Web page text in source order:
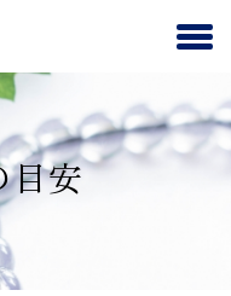
目安